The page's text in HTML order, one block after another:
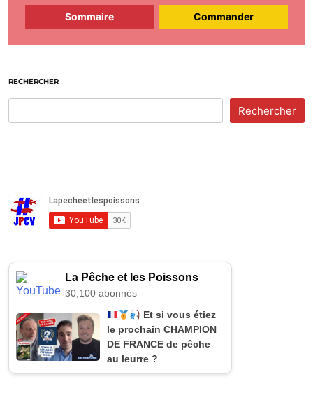
Sommaire Commander
RECHERCHER
Rechercher
La Pêche et les Poissons
30,100 abonnés
Et si vous étiez
le prochain CHAMPION
DE FRANCE de pêche
au leurre ?